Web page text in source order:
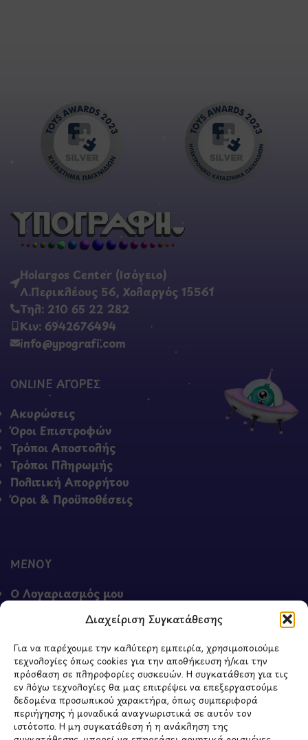
Διαχείριση Συγκατάθεσης
Για να παρέχουμε την καλύτερη εμπειρία, χρησιμοποιούμε
τεχνολογίες όπως cookies για την αποθήκευση ή/και την
πρόσβαση σε πληροφορίες συσκευών. Η συγκατάθεση για τις
εν λόγω τεχνολογίες θα μας επιτρέψει να επεξεργαστούμε
δεδομένα προσωπικού χαρακτήρα, όπως συμπεριφορά
περιήγησης ή μοναδικά αναγνωριστικά σε αυτόν τον
ιστότοπο. Η μη συγκατάθεση ή η ανάκληση της
Holargos Center (Ισόγειο)
Λ.Περικλέους 56, Χολαργός 15561
Τηλ: 210 65 22 282
Κιν: 6942676494
info@ypografi.com
ONLINE ΑΓΟΡΕΣ
Ακυρώσεις
Όροι Επιστροφών
Τρόποι Αποστολής
Τρόποι Πληρωμής
Πολιτική Απορρήτου
Όροι & Προϋποθέσεις
ΜΕΝΟΥ
Ο Λογαριασμός μου
Καλάθι
Shop
ΣΧΕΤΙΚΑ ΜΕ ΕΜΑΣ